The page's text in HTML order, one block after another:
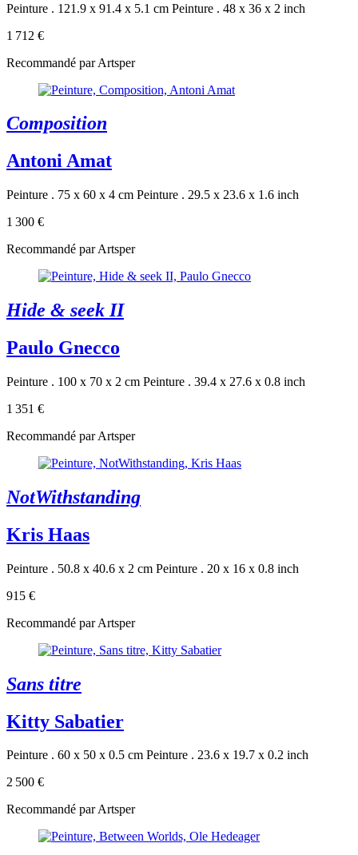
Peinture . 121.9 x 91.4 x 5.1 cm Peinture . 48 x 36 x 2 inch
1 712 €
Recommandé par Artsper
Composition
Antoni Amat
Peinture . 75 x 60 x 4 cm Peinture . 29.5 x 23.6 x 1.6 inch
1 300 €
Recommandé par Artsper
Hide & seek II
Paulo Gnecco
Peinture . 100 x 70 x 2 cm Peinture . 39.4 x 27.6 x 0.8 inch
1 351 €
Recommandé par Artsper
NotWithstanding
Kris Haas
Peinture . 50.8 x 40.6 x 2 cm Peinture . 20 x 16 x 0.8 inch
915 €
Recommandé par Artsper
Sans titre
Kitty Sabatier
Peinture . 60 x 50 x 0.5 cm Peinture . 23.6 x 19.7 x 0.2 inch
2 500 €
Recommandé par Artsper